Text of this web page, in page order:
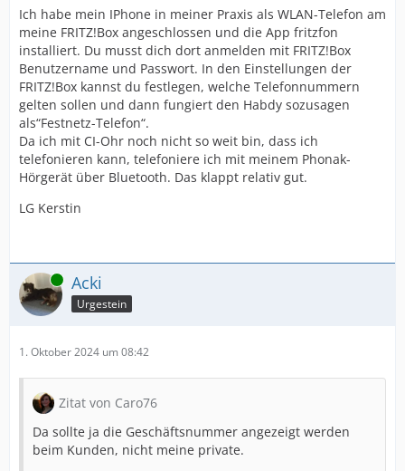
Ich habe mein IPhone in meiner Praxis als WLAN-Telefon am
meine FRITZ!Box angeschlossen und die App fritzfon
installiert. Du musst dich dort anmelden mit FRITZ!Box
Benutzername und Passwort. In den Einstellungen der
FRITZ!Box kannst du festlegen, welche Telefonnummern
gelten sollen und dann fungiert den Habdy sozusagen
als“Festnetz-Telefon“.
Da ich mit CI-Ohr noch nicht so weit bin, dass ich
telefonieren kann, telefoniere ich mit meinem Phonak-
Hörgerät über Bluetooth. Das klappt relativ gut.
LG Kerstin
Online Acki
Urgestein
1. Oktober 2024 um 08:42
Zitat von Caro76
Da sollte ja die Geschäftsnummer angezeigt werden
beim Kunden, nicht meine private.